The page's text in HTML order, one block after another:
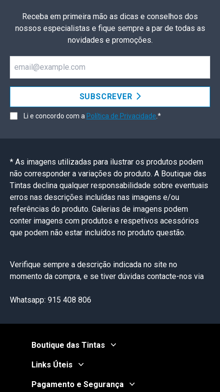
Receba em primeira mão as dicas e conselhos dos
nossos especialistas e fique sempre a par de todas as
novidades e promoções.
SUBSCREVER
Li e concordo com a Política de Privacidade .*
* As imagens utilizadas para ilustrar os produtos podem
não corresponder a variações do produto. A Boutique das
Tintas declina qualquer responsabilidade sobre eventuais
erros nas descrições incluídas nas imagens e/ou
referências do produto. Galerias de imagens podem
conter imagens com produtos e respetivos acessórios
que podem não estar incluídos no produto questão.
Verifique sempre a descrição indicada no site no
momento da compra, e se tiver dúvidas contacte-nos via
Whatsapp: 915 408 806
Boutique das Tintas
Links Úteis
Pagamento e Segurança